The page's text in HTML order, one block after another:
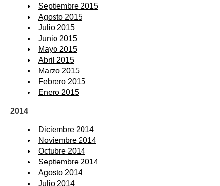
Septiembre 2015
Agosto 2015
Julio 2015
Junio 2015
Mayo 2015
Abril 2015
Marzo 2015
Febrero 2015
Enero 2015
2014
Diciembre 2014
Noviembre 2014
Octubre 2014
Septiembre 2014
Agosto 2014
Julio 2014